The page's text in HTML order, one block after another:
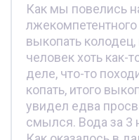
Как мы повелись
лжекомпетентного
выкопать
человек хоть как-
деле, что-то
копать, итого
увидел едва
смылся. Вода за 3